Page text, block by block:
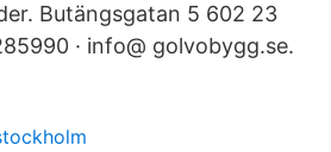
Butängsgatan 5 602 23
· info@ golvobygg.se.